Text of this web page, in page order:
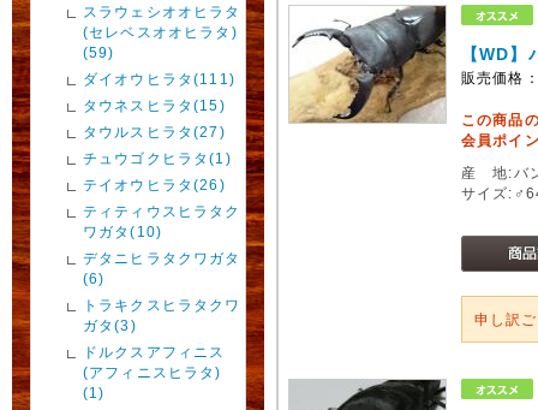
スラウェシオオヒラタ
(セレベスオオヒラタ)
(59)
ダイオウヒラタ(111)
タウネスヒラタ(15)
タウルスヒラタ(27)
チュウゴクヒラタ(1)
テイオウヒラタ(26)
ティティウスヒラタク
ワガタ(10)
デタニヒラタクワガタ
(6)
トラキクスヒラタクワ
ガタ(3)
ドルクスアフィニス
(アフィニスヒラタ)
(1)
【WD
販売価格
この商品
会員ポイ
産 地:バ
サイズ
申し訳